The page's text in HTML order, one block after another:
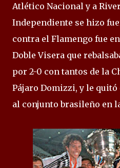
Atlético Nacional y a
Independiente se hizo
contra el Flamengo fue
Doble Visera que
por 2-0 con tantos de la
Pájaro Domizzi, y le
al conjunto brasileño en